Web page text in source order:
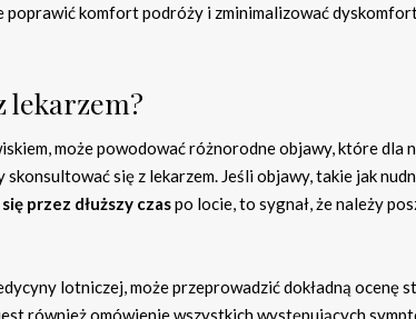
komfort podróży i zminimalizować
lekarzem?
może powodować różnorodne objawy, które dla
się z lekarzem. Jeśli objawy, takie jak
przez dłuższy czaspo locie, to sygnał, że należy
lotniczej, może przeprowadzić dokładną ocenę
również omówienie wszystkich występujących